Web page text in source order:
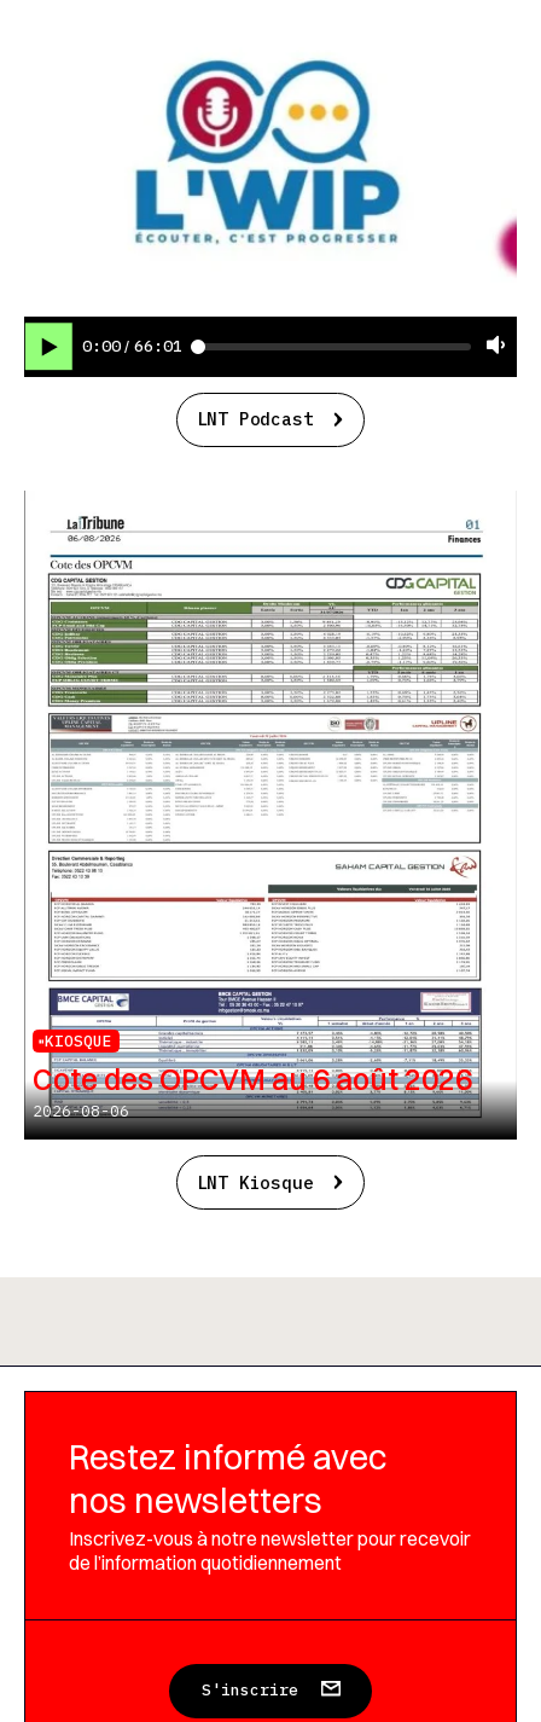
0:00 / 66:01
LNT Podcast
KIOSQUE
Cote des OPCVM au 6 août 2026
2026-08-06
LNT Kiosque
Restez informé avec
nos newsletters
Inscrivez-vous à notre newsletter pour recevoir
de l’information quotidiennement
S'inscrire